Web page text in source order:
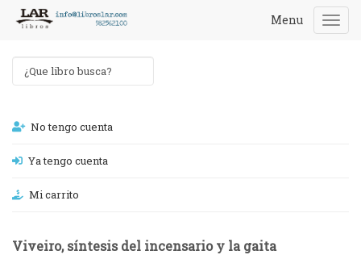
Menu
No tengo cuenta
Ya tengo cuenta
Mi carrito
Viveiro, síntesis del incensario y la gaita